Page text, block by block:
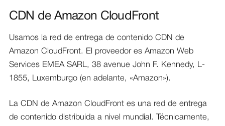
CDN de Amazon CloudFront
Usamos la red de entrega de contenido CDN de
Amazon CloudFront. El proveedor es Amazon Web
Services EMEA SARL, 38 avenue John F. Kennedy, L-
1855, Luxemburgo (en adelante, «Amazon»).
La CDN de Amazon CloudFront es una red de entrega
de contenido distribuida a nivel mundial. Técnicamente,